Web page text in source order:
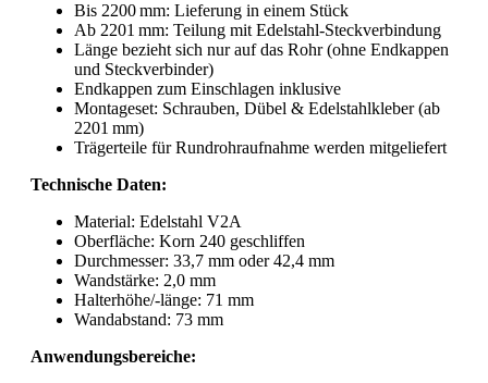
Bis 2200 mm: Lieferung in einem Stück
Ab 2201 mm: Teilung mit Edelstahl-Steckverbindung
Länge bezieht sich nur auf das Rohr (ohne Endkappen
und Steckverbinder)
Endkappen zum Einschlagen inklusive
Montageset: Schrauben, Dübel & Edelstahlkleber (ab
2201 mm)
Trägerteile für Rundrohraufnahme werden mitgeliefert
Technische Daten:
Material: Edelstahl V2A
Oberfläche: Korn 240 geschliffen
Durchmesser: 33,7 mm oder 42,4 mm
Wandstärke: 2,0 mm
Halterhöhe/-länge: 71 mm
Wandabstand: 73 mm
Anwendungsbereiche: